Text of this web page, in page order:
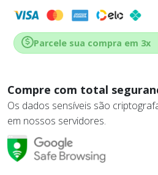
Parcele sua compra em 3x
Compre com total
Os dados sensíveis são
em nossos servidores.